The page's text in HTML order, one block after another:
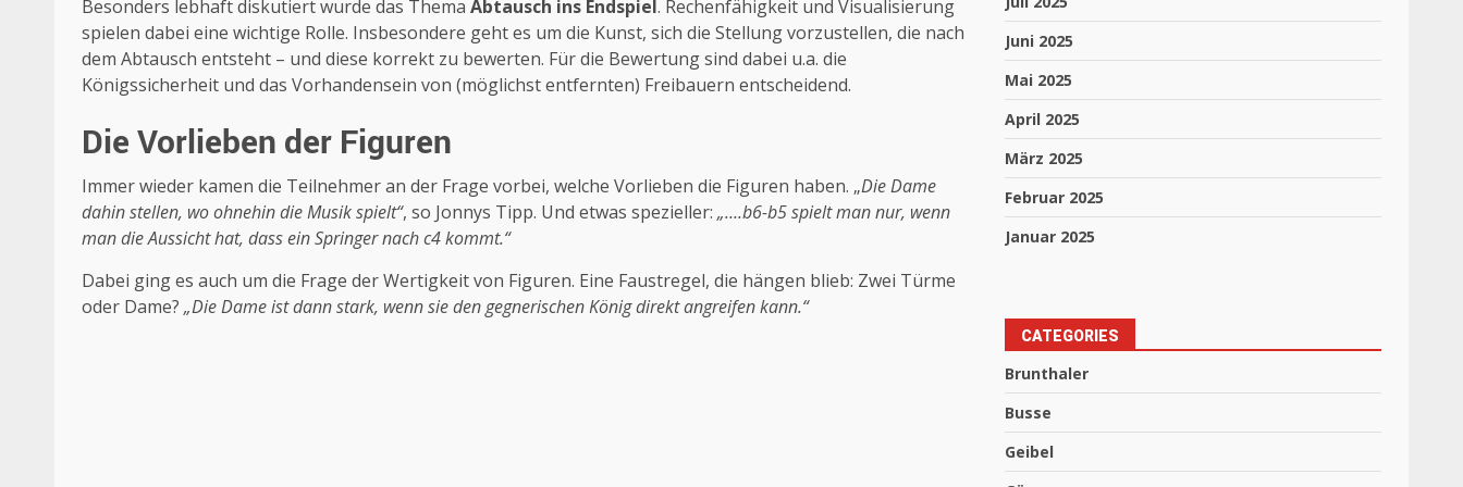
Besonders lebhaft diskutiert wurde das Thema Abtausch ins Endspiel. Rechenfähigkeit und Visualisierung
spielen dabei eine wichtige Rolle. Insbesondere geht es um die Kunst, sich die Stellung vorzustellen, die nach
dem Abtausch entsteht – und diese korrekt zu bewerten. Für die Bewertung sind dabei u.a. die
Königssicherheit und das Vorhandensein von (möglichst entfernten) Freibauern entscheidend.
Die Vorlieben der Figuren
Immer wieder kamen die Teilnehmer an der Frage vorbei, welche Vorlieben die Figuren haben. „Die Dame
dahin stellen, wo ohnehin die Musik spielt“, so Jonnys Tipp. Und etwas spezieller:„….b6-b5 spielt man nur, wenn
man die Aussicht hat, dass ein Springer nach c4 kommt.“
Dabei ging es auch um die Frage der Wertigkeit von Figuren. Eine Faustregel, die hängen blieb: Zwei Türme
oder Dame?„Die Dame ist dann stark, wenn sie den gegnerischen König direkt angreifen kann.“
Juni 2025
Mai 2025
April 2025
März 2025
Februar 2025
Januar 2025
CATEGORIES
Brunthaler
Busse
Geibel